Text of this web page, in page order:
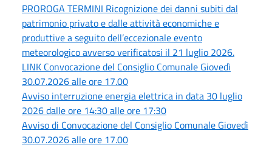
PROROGA TERMINI Ricognizione dei danni subiti dal
patrimonio privato e dalle attività economiche e
produttive a seguito dell’eccezionale evento
meteorologico avverso verificatosi il 21 luglio 2026.
LINK Convocazione del Consiglio Comunale Giovedì
30.07.2026 alle ore 17.00
Avviso interruzione energia elettrica in data 30 luglio
2026 dalle ore 14:30 alle ore 17:30
Avviso di Convocazione del Consiglio Comunale Giovedì
30.07.2026 alle ore 17.00